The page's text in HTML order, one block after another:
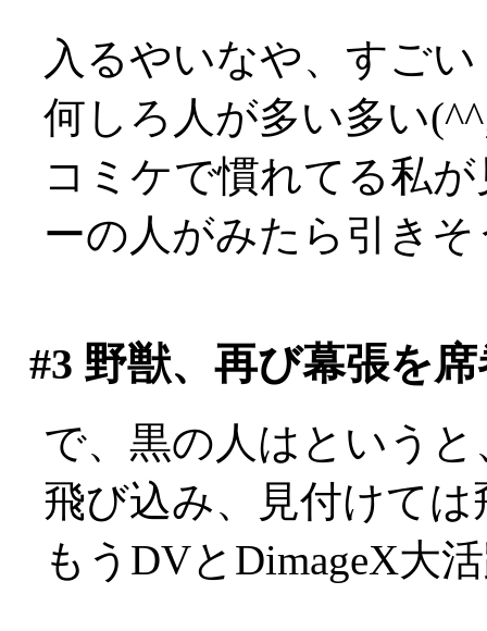
入るやいなや、すごい
何しろ人が多い多い
コミケで慣れてる私
ーの人がみたら引き
#3 野獣、再び幕張を
で、黒の人はという
飛び込み、見付けて
もうDVとDimageX大